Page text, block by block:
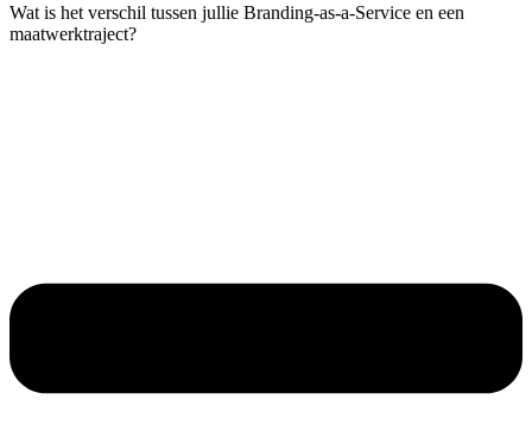
Wat is het verschil tussen jullie Branding-as-a-Service en een
maatwerktraject?